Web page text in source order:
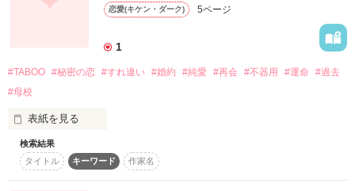
BeeTV×Berry's Cafe 短編コンテスト企画第2弾「タブー～秘密
テーマ
彼氏がいるのに母校に行って…
2013/01/08編集完了
恋愛(キケン・ダーク) 5ページ
1
#TABOO #秘密の恋 #すれ違い #婚約 #純愛 #再会 #不器用 #運命
#過去
#母校
表紙を見る
検索結果
タイトル
キーワード 作家名